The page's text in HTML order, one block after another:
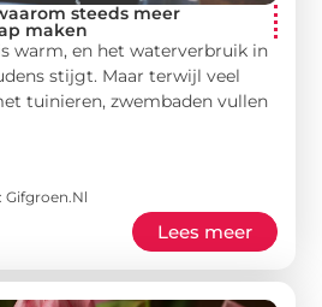
steeds meer
maken
warm, en het waterverbruik in
stijgt. Maar terwijl veel
tuinieren, zwembaden vullen
Gifgroen.nl
Lees meer